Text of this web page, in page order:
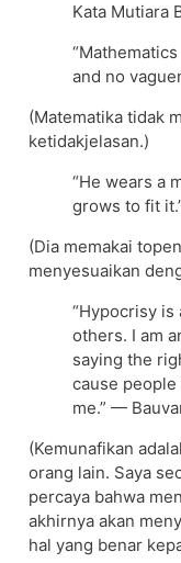
Kata Mutiara
and no
(Matematika tidak
ketidakjelasan.)
“He wears a
grows to fit
(Dia memakai
menyesuaikan
“Hypocrisy is
others. I am
saying the
cause
me.” —
(Kemunafikan
orang lain. Saya
percaya bahwa
akhirnya akan
hal yang benar